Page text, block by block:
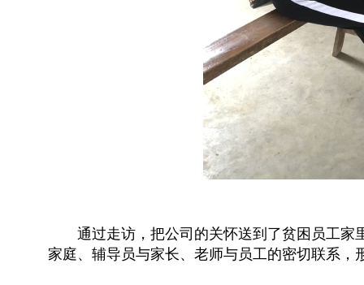
通过走访，把公司的关怀送到了贫困员工
家庭、辅导员与家长、老师与员工的密切联系